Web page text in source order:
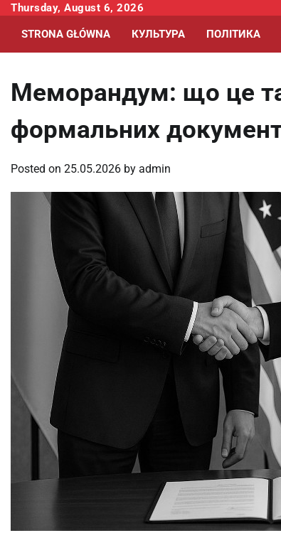
Skip
content
Thursday, August 6, 2026
STRONA GŁÓWNA КУЛЬТУРА ПОЛІТИКА
Меморандум: що це
формальних
Posted on 25.05.2026 by admin